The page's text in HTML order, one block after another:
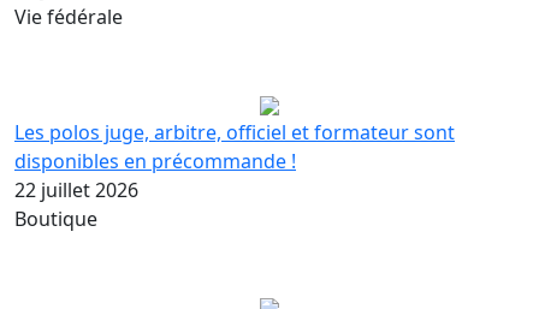
Vie fédérale
Les polos juge, arbitre, officiel et formateur sont
disponibles en précommande !
22 juillet 2026
Boutique